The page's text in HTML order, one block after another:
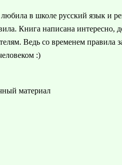
в школе русский язык и
Книга написана интересно,
Ведь со временем правила
:)
материал